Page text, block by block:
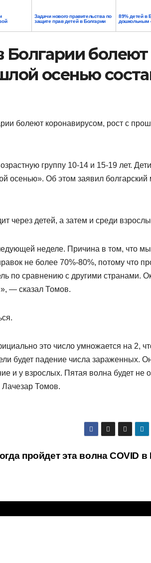
Задачи нового правительства по
защите прав детей в Болгарии
89% детей в
дошкольным
Болгарии болеют
осенью
болеют коронавирусом, рост с
группу 10-14 и 15-19 лет.
осенью». Об этом заявил болгарский
через детей, а затем и среди
неделе. Причина в том, что
не более 70%-80%, потому что
по сравнению с другими странами.
— сказал Томов.
это число умножается на 2,
будет падение числа зараженных.
и у взрослых. Пятая волна будет не
Томов.
пройдет эта волна COVID